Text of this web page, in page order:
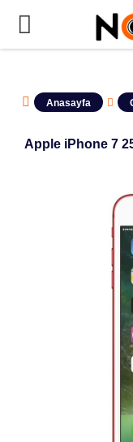
ÜRÜNLERİN
Anasayfa
Apple iPhone 7